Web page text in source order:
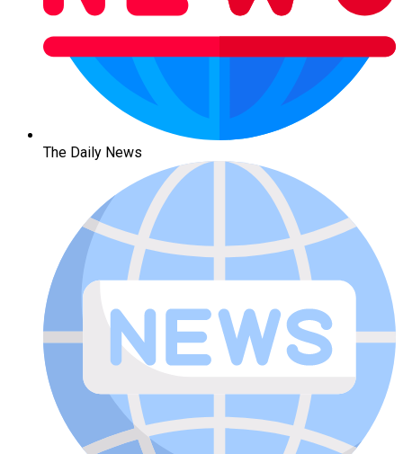
The Daily News